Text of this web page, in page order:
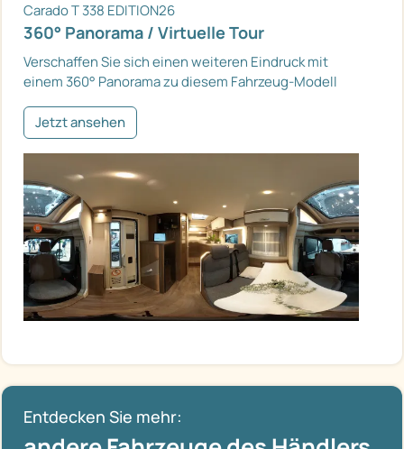
Carado T 338 EDITION26
360° Panorama / Virtuelle Tour
Verschaffen Sie sich einen weiteren Eindruck mit
einem 360° Panorama zu diesem Fahrzeug-Modell
Jetzt ansehen
Entdecken Sie mehr: